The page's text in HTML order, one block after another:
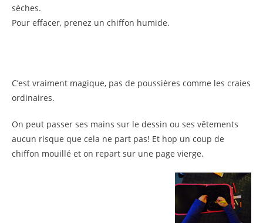
sèches.
Pour effacer, prenez un chiffon humide.
C’est vraiment magique, pas de poussières comme les craies
ordinaires.
On peut passer ses mains sur le dessin ou ses vêtements
aucun risque que cela ne part pas! Et hop un coup de
chiffon mouillé et on repart sur une page vierge.